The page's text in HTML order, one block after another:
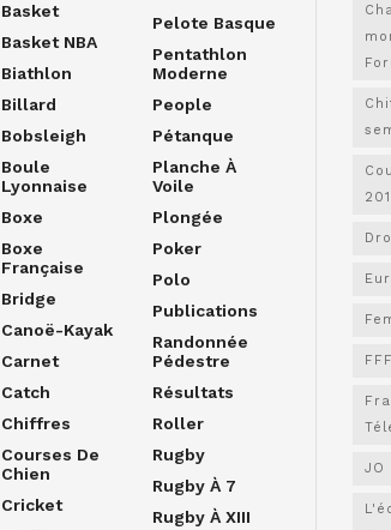
Basket
Basket NBA
Biathlon
Billard
Bobsleigh
Boule
Lyonnaise
Boxe
Boxe
Française
Bridge
Canoë-Kayak
Carnet
Catch
Chiffres
Courses De
Chien
Cricket
Pelote Basque
Pentathlon
Moderne
People
Pétanque
Planche À
Voile
Plongée
Poker
Polo
Publications
Randonnée
Pédestre
Résultats
Roller
Rugby
Rugby À 7
Rugby À XIII
FFF
JO